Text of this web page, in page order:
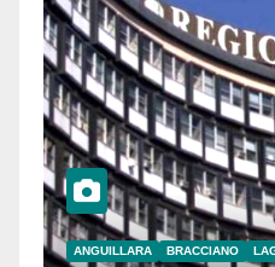
ANGUILLARA BRACCIANO